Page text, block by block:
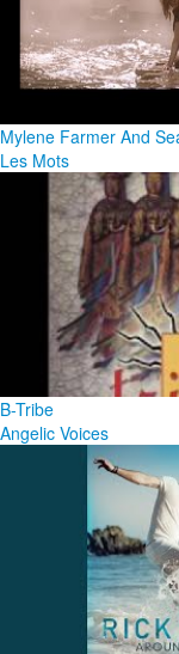
Mylene Farmer And
Les Mots
B-Tribe
Angelic Voices